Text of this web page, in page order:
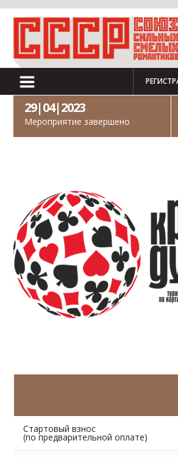
29|04|2023
Мероприятие завершено
Стартовый взнос
(по предварительной оплате)